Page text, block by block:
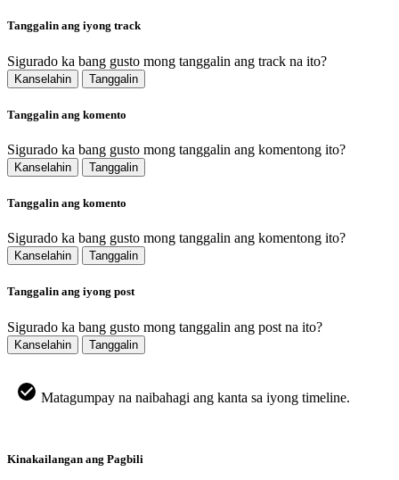
Tanggalin ang iyong track
Sigurado ka bang gusto mong tanggalin ang track na ito?
Kanselahin Tanggalin
Tanggalin ang komento
Sigurado ka bang gusto mong tanggalin ang komentong ito?
Kanselahin Tanggalin
Tanggalin ang komento
Sigurado ka bang gusto mong tanggalin ang komentong ito?
Kanselahin Tanggalin
Tanggalin ang iyong post
Sigurado ka bang gusto mong tanggalin ang post na ito?
Kanselahin Tanggalin
Matagumpay na naibahagi ang kanta sa iyong timeline.
Kinakailangan ang Pagbili